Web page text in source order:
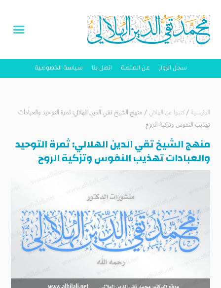
سجل الزوار عن المنصة اتصل بنا سياسة الخصوصية
الرئيسية/كتبوا عن الهلالي / منهج الشيخ تقي الدين الهلالي: ثمرة التوحيد والعبادات
تهذيب النفوس وتزكية الروح
منهج الشيخ تقي الدين الهلالي: ثمرة التوحيد
والعبادات تهذيب النفوس وتزكية الروح